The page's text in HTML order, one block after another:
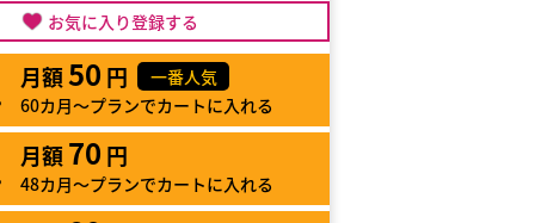
お気に入り登録する
月額50 円
一番人気
60カ月～プランでカートに入れる
月額 70 円
48カ月～プランでカートに入れる